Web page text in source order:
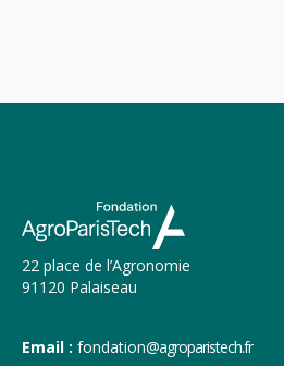
22 place de l’Agronomie
91120 Palaiseau
Email : fondation@agroparistech.fr